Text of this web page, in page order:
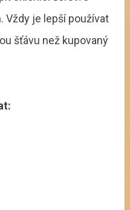
Vždy je lepší používat
šťávu než kupovaný